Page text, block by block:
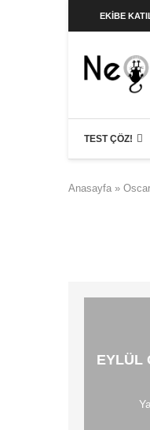
EKIBE
TEST ÇÖZ!
Anasayfa »
EYLÜL